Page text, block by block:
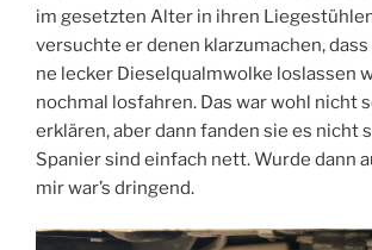
im gesetzten Alter in ihren
versuchte er denen klarzumachen,
ne lecker Dieselqualmwolke loslassen
nochmal losfahren. Das war wohl nicht
erklären, aber dann fanden sie es nicht
Spanier sind einfach nett. Wurde dann
mir war’s dringend.